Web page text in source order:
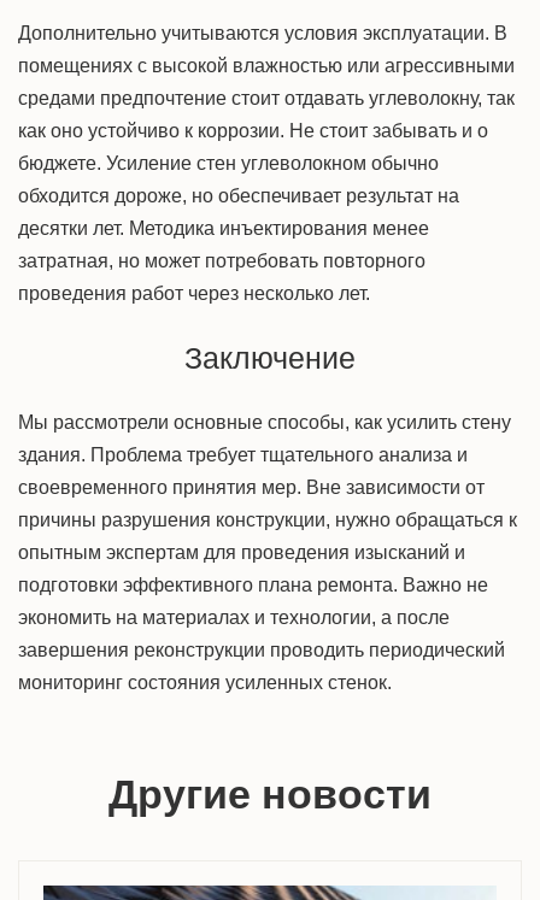
Дополнительно учитываются условия эксплуатации. В
помещениях с высокой влажностью или агрессивными
средами предпочтение стоит отдавать углеволокну, так
как оно устойчиво к коррозии. Не стоит забывать и о
бюджете. Усиление стен углеволокном обычно
обходится дороже, но обеспечивает результат на
десятки лет. Методика инъектирования менее
затратная, но может потребовать повторного
проведения работ через несколько лет.
Заключение
Мы рассмотрели основные способы, как усилить стену
здания. Проблема требует тщательного анализа и
своевременного принятия мер. Вне зависимости от
причины разрушения конструкции, нужно обращаться к
опытным экспертам для проведения изысканий и
подготовки эффективного плана ремонта. Важно не
экономить на материалах и технологии, а после
завершения реконструкции проводить периодический
мониторинг состояния усиленных стенок.
Другие новости